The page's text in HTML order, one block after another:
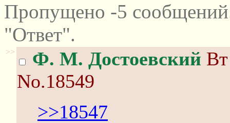
Пропущено -5
"Ответ".
>> Ф. М. Достоевский
No.18549
>>18547